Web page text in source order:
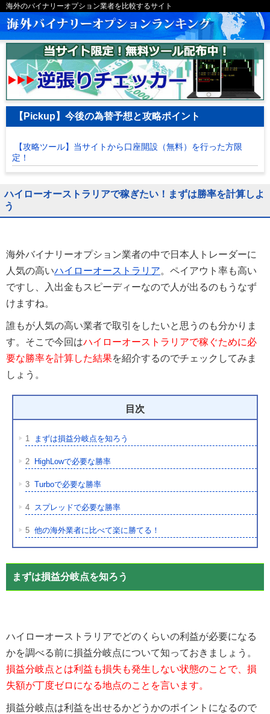
海外のバイナリーオプション業者を比較するサイト
【Pickup】今後の為替予想と攻略ポイント
【攻略ツール】当サイトから口座開設（無料）を行った方限
定！
ハイローオーストラリアで稼ぎたい！まずは勝率を計算しよ
う
海外バイナリーオプション業者の中で日本人トレーダーに
人気の高いハイローオーストラリア。ペイアウト率も高い
ですし、入出金もスピーディーなので人が出るのもうなず
けますね。
誰もが人気の高い業者で取引をしたいと思うのも分かりま
す。そこで今回はハイローオーストラリアで稼ぐために必
要な勝率を計算した結果を紹介するのでチェックしてみま
しょう。
目次
1 まずは損益分岐点を知ろう
2 HighLowで必要な勝率
3 Turboで必要な勝率
4 スプレッドで必要な勝率
5 他の海外業者に比べて楽に勝てる！
まずは損益分岐点を知ろう
ハイローオーストラリアでどのくらいの利益が必要になる
かを調べる前に損益分岐点について知っておきましょう。
損益分岐点とは利益も損失も発生しない状態のことで、損
失額が丁度ゼロになる地点のことを言います。
損益分岐点は利益を出せるかどうかのポイントになるので